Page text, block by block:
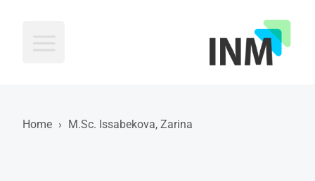
Home › M.Sc. Issabekova, Zarina